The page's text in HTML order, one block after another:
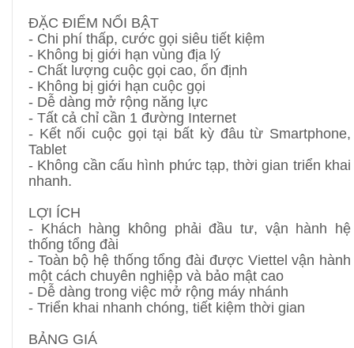
ĐẶC ĐIỂM NỔI BẬT
- Chi phí thấp, cước gọi siêu tiết kiệm
- Không bị giới hạn vùng địa lý
- Chất lượng cuộc gọi cao, ổn định
- Không bị giới hạn cuộc gọi
- Dễ dàng mở rộng năng lực
- Tất cả chỉ cần 1 đường Internet
- Kết nối cuộc gọi tại bất kỳ đâu từ Smartphone,
Tablet
- Không cần cấu hình phức tạp, thời gian triển khai
nhanh.
LỢI ÍCH
- Khách hàng không phải đầu tư, vận hành hệ
thống tổng đài
- Toàn bộ hệ thống tổng đài được Viettel vận hành
một cách chuyên nghiệp và bảo mật cao
- Dễ dàng trong việc mở rộng máy nhánh
- Triển khai nhanh chóng, tiết kiệm thời gian
BẢNG GIÁ